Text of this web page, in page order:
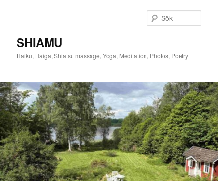
SHIAMU
Haiku, Haiga, Shiatsu massage, Yoga, Meditation, Photos, Poetry